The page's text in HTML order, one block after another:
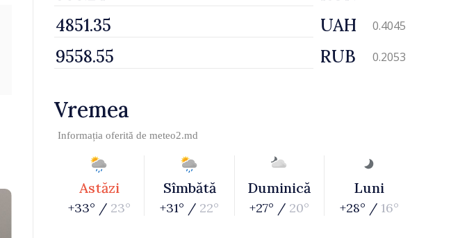
UAH 0.4045
RUB 0.2053
Vremea
Informația oferită de meteo2.md
Astăzi
+33° / 23°
Sîmbătă
+31° / 22°
Duminică
+27° / 20°
Luni
+28° / 16°